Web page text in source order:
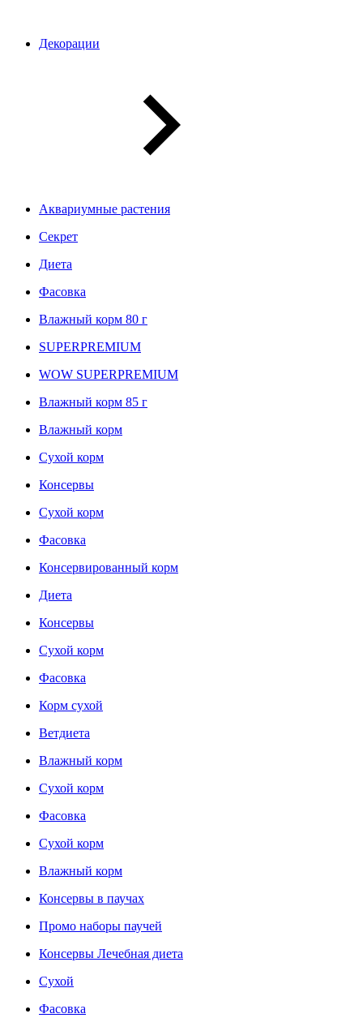
Декорации
Аквариумные растения
Секрет
Диета
Фасовка
Влажный корм 80 г
SUPERPREMIUM
WOW SUPERPREMIUM
Влажный корм 85 г
Влажный корм
Сухой корм
Консервы
Сухой корм
Фасовка
Консервированный корм
Диета
Консервы
Сухой корм
Фасовка
Корм сухой
Ветдиета
Влажный корм
Сухой корм
Фасовка
Сухой корм
Влажный корм
Консервы в паучах
Промо наборы паучей
Консервы Лечебная диета
Сухой
Фасовка